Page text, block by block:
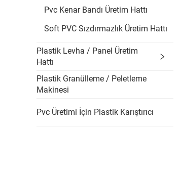
Pvc Kenar Bandı Üretim Hattı
Soft PVC Sızdırmazlık Üretim Hattı
Plastik Levha / Panel Üretim
Hattı
Plastik Granülleme / Peletleme
Makinesi
Pvc Üretimi İçin Plastik Karıştırıcı